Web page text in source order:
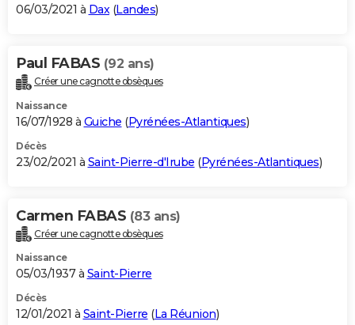
06/03/2021 à Dax(Landes)
Paul FABAS (92 ans)
Créer une cagnotte obsèques
Naissance
16/07/1928 à Guiche (Pyrénées-Atlantiques)
Décès
23/02/2021 à Saint-Pierre-d'Irube (Pyrénées-Atlantiques)
Carmen FABAS (83 ans)
Créer une cagnotte obsèques
Naissance
05/03/1937 à Saint-Pierre
Décès
12/01/2021 à Saint-Pierre (La Réunion)